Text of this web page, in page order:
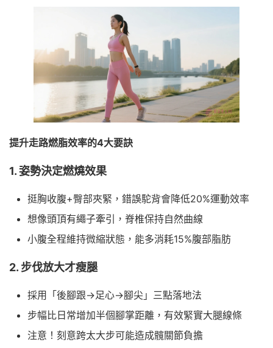
提升走路燃脂效率的4大要訣
1. 姿勢決定燃燒效果
挺胸收腹+臀部夾緊，錯誤駝背會降低20%運動效率
想像頭頂有繩子牽引，脊椎保持自然曲線
小腹全程維持微縮狀態，能多消耗15%腹部脂肪
2. 步伐放大才瘦腿
採用「後腳跟→足心→腳尖」三點落地法
步幅比日常增加半個腳掌距離，有效緊實大腿線條
注意！刻意跨太大步可能造成髖關節負擔